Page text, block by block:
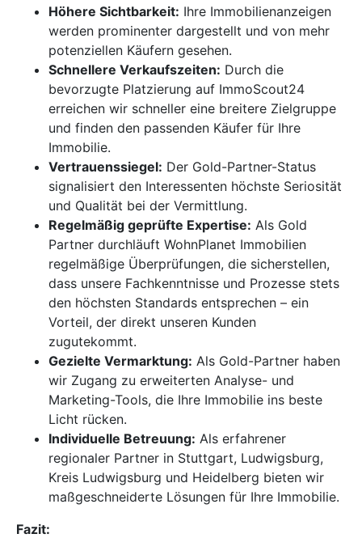
Höhere Sichtbarkeit: Ihre Immobilienanzeigen
werden prominenter dargestellt und von mehr
potenziellen Käufern gesehen.
Schnellere Verkaufszeiten: Durch die
bevorzugte Platzierung auf ImmoScout24
erreichen wir schneller eine breitere Zielgruppe
und finden den passenden Käufer für Ihre
Immobilie.
Vertrauenssiegel: Der Gold-Partner-Status
signalisiert den Interessenten höchste Seriosität
und Qualität bei der Vermittlung.
Regelmäßig geprüfte Expertise: Als Gold
Partner durchläuft WohnPlanet Immobilien
regelmäßige Überprüfungen, die sicherstellen,
dass unsere Fachkenntnisse und Prozesse stets
den höchsten Standards entsprechen – ein
Vorteil, der direkt unseren Kunden
zugutekommt.
Gezielte Vermarktung: Als Gold-Partner haben
wir Zugang zu erweiterten Analyse- und
Marketing-Tools, die Ihre Immobilie ins beste
Licht rücken.
Individuelle Betreuung: Als erfahrener
regionaler Partner in Stuttgart, Ludwigsburg,
Kreis Ludwigsburg und Heidelberg bieten wir
maßgeschneiderte Lösungen für Ihre Immobilie.
Fazit: